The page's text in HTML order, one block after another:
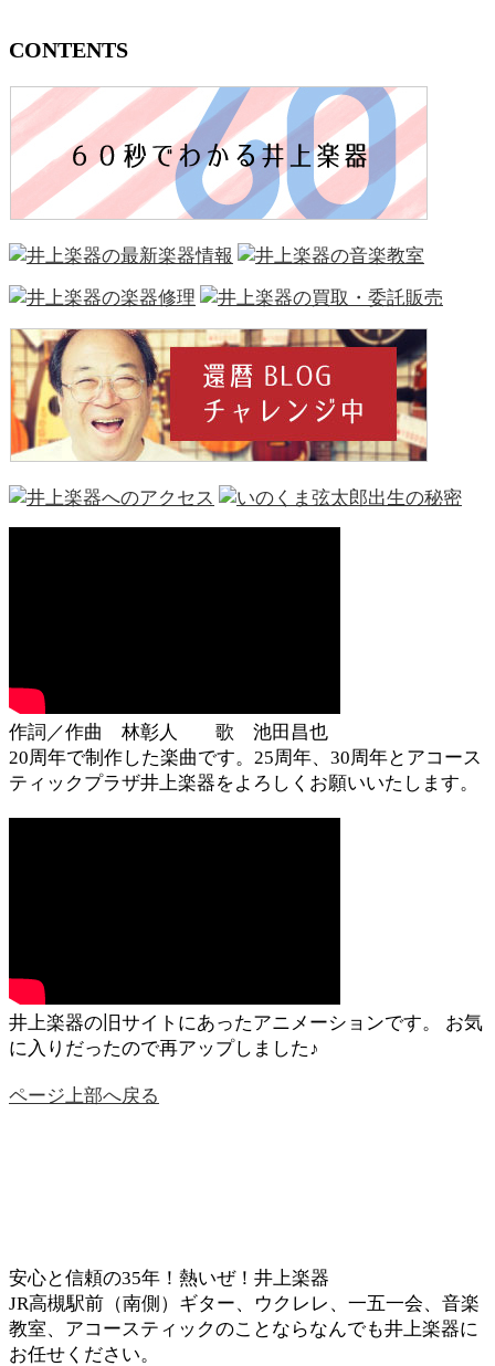
CONTENTS
作詞／作曲 林彰人 歌 池田昌也
20周年で制作した楽曲です。25周年、30周年とアコース
ティックプラザ井上楽器をよろしくお願いいたします。
井上楽器の旧サイトにあったアニメーションです。 お気
に入りだったので再アップしました♪
ページ上部へ戻る
安心と信頼の35年！熱いぜ！井上楽器
JR高槻駅前（南側）ギター、ウクレレ、一五一会、音楽
教室、アコースティックのことならなんでも井上楽器に
お任せください。